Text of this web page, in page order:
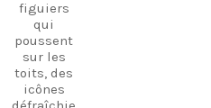
aujourd’h
ui à
planifier
votre
prochaine
aventure !
figuiers
qui
poussent
sur les
toits, des
icônes